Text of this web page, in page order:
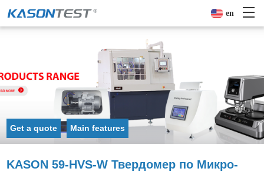
en
Get a quote Main features
KASON 59-HVS-W Твердомер по Микро-